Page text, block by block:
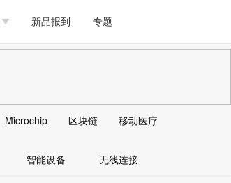
安防监控
模拟技术/信号链
可穿戴
AI/人工智能
新品报到 专题
医疗电子
模拟技术/信号链
无线连接 LED
AI/人工智能 传感器技术
电源技术/信号链 接口
Microchip 区块链 移动医疗
智能设备 无线连接